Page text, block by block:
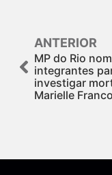
ANTERIOR
MP do Rio
integrantes
investigar
Marielle Franco